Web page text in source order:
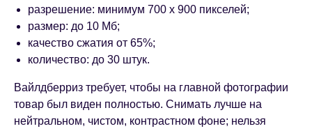
разрешение: минимум 700 х 900 пикселей;
размер: до 10 Мб;
качество сжатия от 65%;
количество: до 30 штук.
Вайлдберриз требует, чтобы на главной фотографии
товар был виден полностью. Снимать лучше на
нейтральном, чистом, контрастном фоне; нельзя